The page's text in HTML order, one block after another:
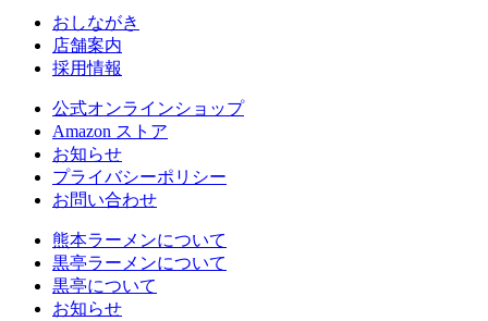
おしながき
店舗案内
採用情報
公式オンラインショップ
Amazon ストア
お知らせ
プライバシーポリシー
お問い合わせ
熊本ラーメンについて
黒亭ラーメンについて
黒亭について
お知らせ